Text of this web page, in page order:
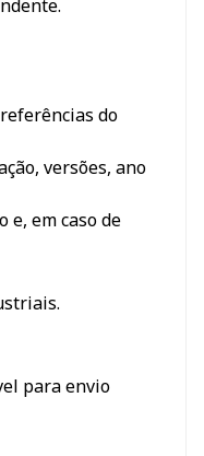
do
versões, ano
e, em caso de
para envio